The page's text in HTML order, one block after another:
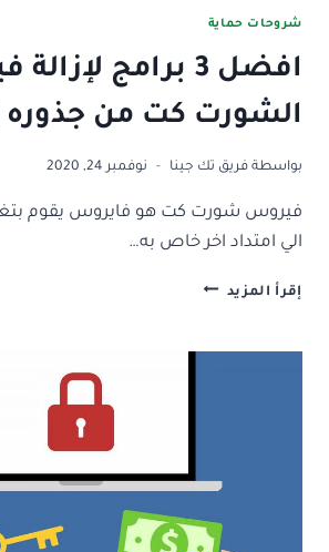
شروحات حماية
افضل 3 برامج
الشورت كت من جذوره
بواسطة فريق تك جينا نوفمبر 24, 2020
فيروس شورت كت هو فايروس يقوم
الي امتداد اخر خاص به…
إقرأ المزيد افضل
جذوره